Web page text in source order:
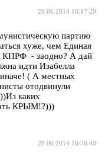
29.06.2014 18:17:20
партию
хуже, чем Единая
КПРФ - заодно? А дай
идти Изабелла
( А местных
отодвинули
каких
КРЫМ!?)))
29.06.2014 18:56:40